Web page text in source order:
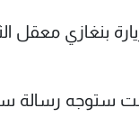
بنغازي معقل
ستوجه رسالة